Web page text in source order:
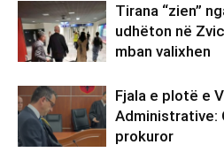
Tirana “zien”
udhëton në
mban valixhen
Fjala e plotë e
Administrative:
prokuror